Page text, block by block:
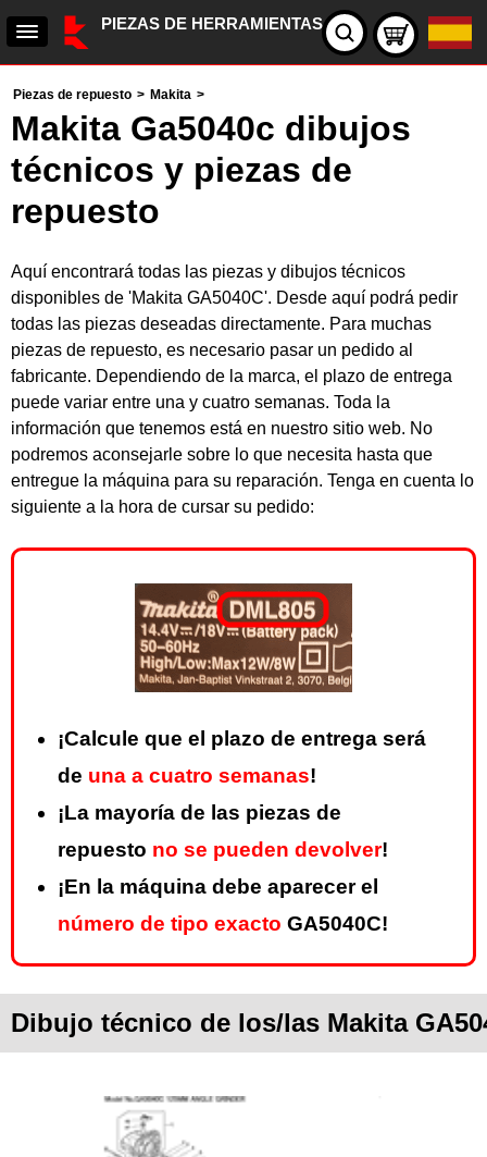
PIEZAS DE HERRAMIENTAS
Piezas de repuesto > Makita >
Makita Ga5040c dibujos
técnicos y piezas de
repuesto
Aquí encontrará todas las piezas y dibujos técnicos
disponibles de 'Makita GA5040C'. Desde aquí podrá pedir
todas las piezas deseadas directamente. Para muchas
piezas de repuesto, es necesario pasar un pedido al
fabricante. Dependiendo de la marca, el plazo de entrega
puede variar entre una y cuatro semanas. Toda la
información que tenemos está en nuestro sitio web. No
podremos aconsejarle sobre lo que necesita hasta que
entregue la máquina para su reparación. Tenga en cuenta lo
siguiente a la hora de cursar su pedido:
¡Calcule que el plazo de entrega será
de una a cuatro semanas!
¡La mayoría de las piezas de
repuesto no se pueden devolver!
¡En la máquina debe aparecer el
número de tipo exacto GA5040C!
Dibujo técnico de los/las Makita